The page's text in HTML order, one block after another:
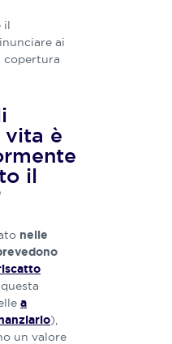
il
ai
copertura
vita è
il
nelle
a
),
un valore